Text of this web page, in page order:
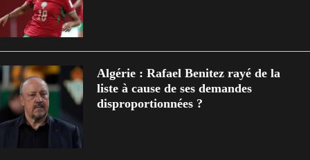
Algérie : Rafael Benitez rayé de la
liste à cause de ses demandes
disproportionnées ?